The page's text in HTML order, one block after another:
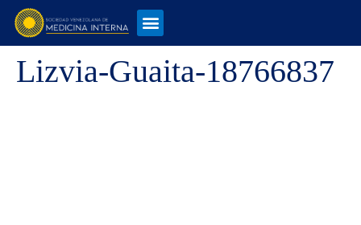
Lizvia-Guaita-18766837